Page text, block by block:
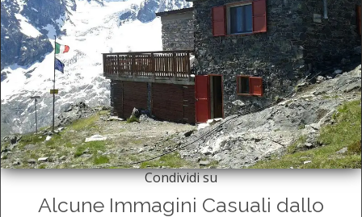
Condividi su
Alcune Immagini Casuali dallo